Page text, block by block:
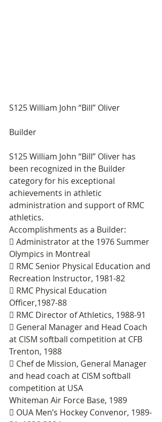
S125 William John “Bill” Oliver
Builder
S125 William John “Bill” Oliver has
been recognized in the Builder
category for his exceptional
achievements in athletic
administration and support of RMC
athletics.
Accomplishments as a Builder:
 Administrator at the 1976 Summer
Olympics in Montreal
 RMC Senior Physical Education and
Recreation Instructor, 1981-82
 RMC Physical Education
Officer,1987-88
 RMC Director of Athletics, 1988-91
 General Manager and Head Coach
at CISM softball competition at CFB
Trenton, 1988
 Chef de Mission, General Manager
and head coach at CISM softball
competition at USA
Whiteman Air Force Base, 1989
 OUA Men’s Hockey Convenor, 1989-